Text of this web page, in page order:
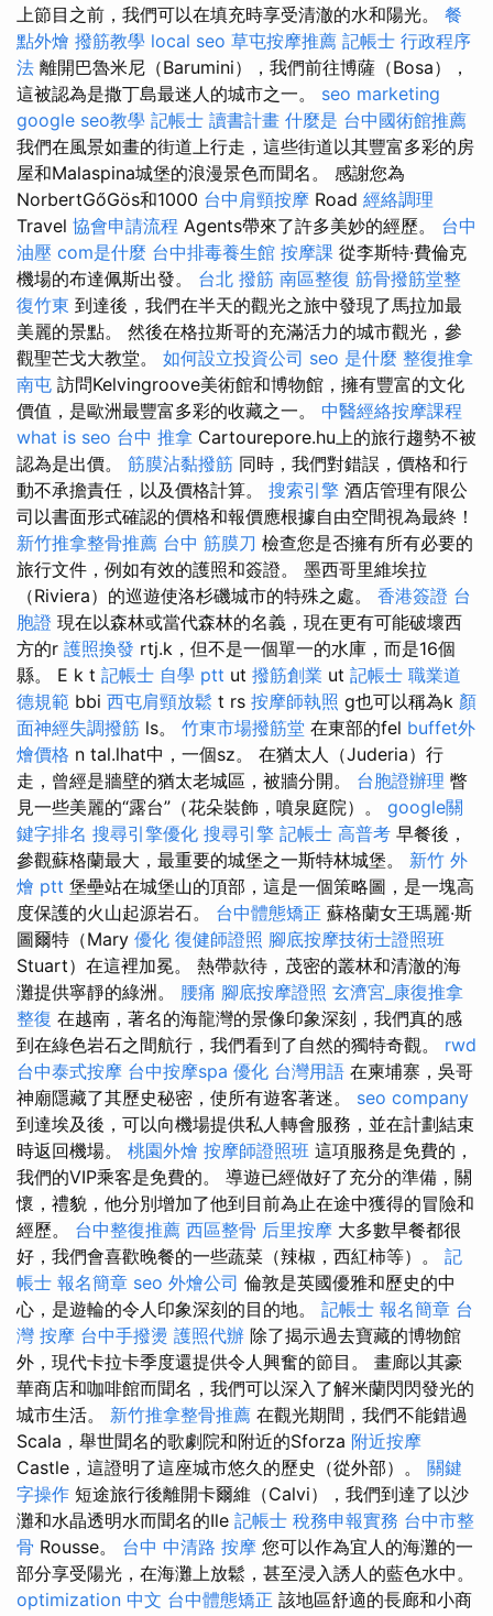
上節目之前，我們可以在填充時享受清澈的水和陽光。 餐
點外燴 撥筋教學 local seo 草屯按摩推薦 記帳士 行政程序
法 離開巴魯米尼（Barumini），我們前往博薩（Bosa），
這被認為是撒丁島最迷人的城市之一。 seo marketing
google seo教學 記帳士 讀書計畫 什麼是 台中國術館推薦
我們在風景如畫的街道上行走，這些街道以其豐富多彩的房
屋和Malaspina城堡的浪漫景色而聞名。 感謝您為
NorbertGőGös和1000 台中肩頸按摩 Road 經絡調理
Travel 協會申請流程 Agents帶來了許多美妙的經歷。 台中
油壓 com是什麼 台中排毒養生館 按摩課 從李斯特·費倫克
機場的布達佩斯出發。 台北 撥筋 南區整復 筋骨撥筋堂整
復竹東 到達後，我們在半天的觀光之旅中發現了馬拉加最
美麗的景點。 然後在格拉斯哥的充滿活力的城市觀光，參
觀聖芒戈大教堂。 如何設立投資公司 seo 是什麼 整復推拿
南屯 訪問Kelvingroove美術館和博物館，擁有豐富的文化
價值，是歐洲最豐富多彩的收藏之一。 中醫經絡按摩課程
what is seo 台中 推拿 Cartourepore.hu上的旅行趨勢不被
認為是出價。 筋膜沾黏撥筋 同時，我們對錯誤，價格和行
動不承擔責任，以及價格計算。 搜索引擎 酒店管理有限公
司以書面形式確認的價格和報價應根據自由空間視為最終！
新竹推拿整骨推薦 台中 筋膜刀 檢查您是否擁有所有必要的
旅行文件，例如有效的護照和簽證。 墨西哥里維埃拉
（Riviera）的巡遊使洛杉磯城市的特殊之處。 香港簽證 台
胞證 現在以森林或當代森林的名義，現在更有可能破壞西
方的r 護照換發 rtj.k，但不是一個單一的水庫，而是16個
縣。 E k t 記帳士 自學 ptt ut 撥筋創業 ut 記帳士 職業道
德規範 bbi 西屯肩頸放鬆 t rs 按摩師執照 g也可以稱為k 顏
面神經失調撥筋 ls。 竹東市場撥筋堂 在東部的fel buffet外
燴價格 n tal.lhat中，一個sz。 在猶太人（Juderia）行
走，曾經是牆壁的猶太老城區，被牆分開。 台胞證辦理 瞥
見一些美麗的“露台”（花朵裝飾，噴泉庭院）。 google關
鍵字排名 搜尋引擎優化 搜尋引擎 記帳士 高普考 早餐後，
參觀蘇格蘭最大，最重要的城堡之一斯特林城堡。 新竹 外
燴 ptt 堡壘站在城堡山的頂部，這是一個策略圖，是一塊高
度保護的火山起源岩石。 台中體態矯正 蘇格蘭女王瑪麗·斯
圖爾特（Mary 優化 復健師證照 腳底按摩技術士證照班
Stuart）在這裡加冕。 熱帶款待，茂密的叢林和清澈的海
灘提供寧靜的綠洲。 腰痛 腳底按摩證照 玄濟宮_康復推拿
整復 在越南，著名的海龍灣的景像印象深刻，我們真的感
到在綠色岩石之間航行，我們看到了自然的獨特奇觀。 rwd
台中泰式按摩 台中按摩spa 優化 台灣用語 在柬埔寨，吳哥
神廟隱藏了其歷史秘密，使所有遊客著迷。 seo company
到達埃及後，可以向機場提供私人轉會服務，並在計劃結束
時返回機場。 桃園外燴 按摩師證照班 這項服務是免費的，
我們的VIP乘客是免費的。 導遊已經做好了充分的準備，關
懷，禮貌，他分別增加了他到目前為止在途中獲得的冒險和
經歷。 台中整復推薦 西區整骨 后里按摩 大多數早餐都很
好，我們會喜歡晚餐的一些蔬菜（辣椒，西紅柿等）。 記
帳士 報名簡章 seo 外燴公司 倫敦是英國優雅和歷史的中
心，是遊輪的令人印象深刻的目的地。 記帳士 報名簡章 台
灣 按摩 台中手撥燙 護照代辦 除了揭示過去寶藏的博物館
外，現代卡拉卡季度還提供令人興奮的節目。 畫廊以其豪
華商店和咖啡館而聞名，我們可以深入了解米蘭閃閃發光的
城市生活。 新竹推拿整骨推薦 在觀光期間，我們不能錯過
Scala，舉世聞名的歌劇院和附近的Sforza 附近按摩
Castle，這證明了這座城市悠久的歷史（從外部）。 關鍵
字操作 短途旅行後離開卡爾維（Calvi），我們到達了以沙
灘和水晶透明水而聞名的Ile 記帳士 稅務申報實務 台中市整
骨 Rousse。 台中 中清路 按摩 您可以作為宜人的海灘的一
部分享受陽光，在海灘上放鬆，甚至浸入誘人的藍色水中。
optimization 中文 台中體態矯正 該地區舒適的長廊和小商